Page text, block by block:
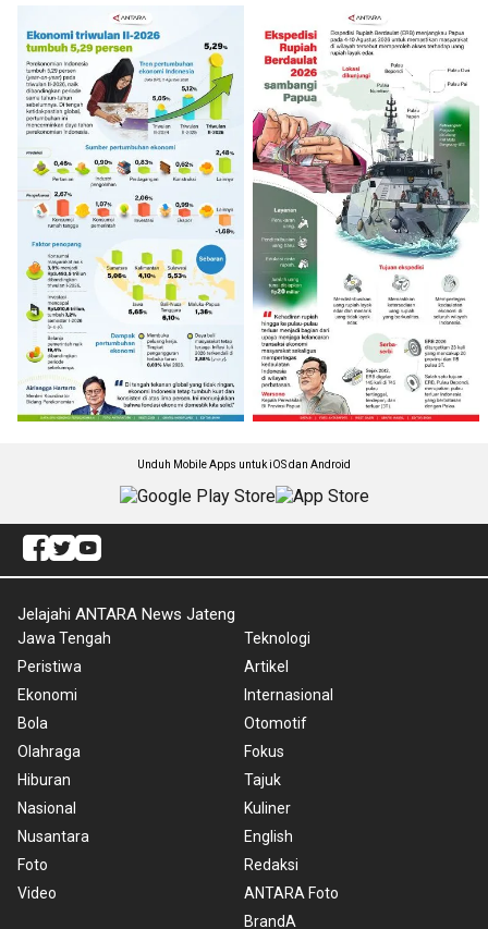
Unduh Mobile Apps untuk iOS dan Android
Jelajahi ANTARA News Jateng
Jawa Tengah
Peristiwa
Ekonomi
Bola
Olahraga
Hiburan
Nasional
Nusantara
Foto
Video
Teknologi
Artikel
Internasional
Otomotif
Fokus
Tajuk
Kuliner
English
Redaksi
ANTARA Foto
BrandA